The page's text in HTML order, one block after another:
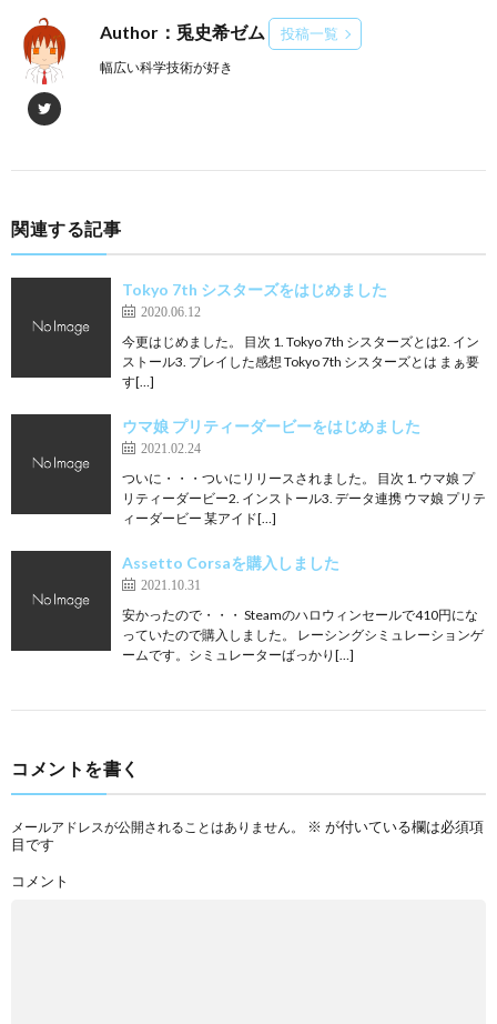
Author：兎史希ゼム 投稿一覧
幅広い科学技術が好き
関連する記事
Tokyo 7th シスターズをはじめました
2020.06.12
今更はじめました。 目次 1. Tokyo 7th シスターズとは2. イン
ストール3. プレイした感想 Tokyo 7th シスターズとは まぁ要
す[…]
ウマ娘 プリティーダービーをはじめました
2021.02.24
ついに・・・ついにリリースされました。 目次 1. ウマ娘 プ
リティーダービー2. インストール3. データ連携 ウマ娘 プリテ
ィーダービー 某アイド[…]
Assetto Corsaを購入しました
2021.10.31
安かったので・・・ Steamのハロウィンセールで410円にな
っていたので購入しました。 レーシングシミュレーションゲ
ームです。シミュレーターばっかり[…]
コメントを書く
メールアドレスが公開されることはありません。 ※ が付いている欄は必須項
目です
コメント